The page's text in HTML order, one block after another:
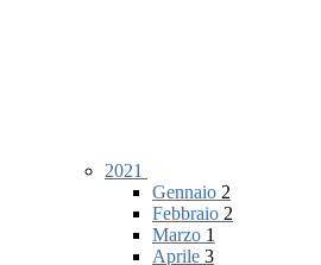
2021
Gennaio 2
Febbraio 2
Marzo 1
Aprile 3